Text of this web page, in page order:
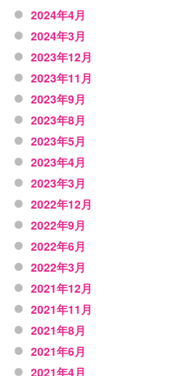
2024年4月
2024年3月
2023年12月
2023年11月
2023年9月
2023年8月
2023年5月
2023年4月
2023年3月
2022年12月
2022年9月
2022年6月
2022年3月
2021年12月
2021年11月
2021年8月
2021年6月
2021年4月